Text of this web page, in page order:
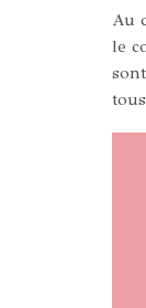
Au
le